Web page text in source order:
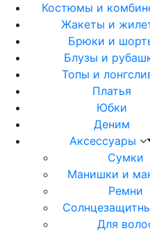
Костюмы и
Жакеты и
Брюки и
Блузы и
Топы и
Платья
Юбки
Деним
Аксессуары
Сумки
Манишки и
Ремни
Для